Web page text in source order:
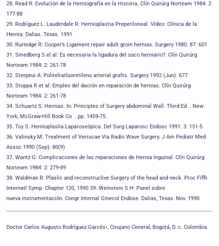
28. Read R: Evolución de la Herniografía en la Historia. Clín Quirúrg Norteam 1984: 2:
177-88
29. Rodríguez L. Lauderdale R: Hernioplastia Preperiloneal. Vídeo: Clínica de la
Hernia. Dalias. Texas. 1991
30. RurIedge R: Cooper’s Ligament repair adult groin hernias. Surgery 1980: 87: 601
31. Smedberg S el al: Es necesaria la ligadura del saco herniario?. Clín Quirúrg
Norteam 1984: 2: 261-78
32. Sterpeui A: Politelratluoretileno arterial grafts. Surgery 1992 (Jun): 677
33. Stoppa R et al: Empleo del dacrón en reparación de hernias. Clín Quirúrg
Norteam 1984: 2: 261-78
34. Schuartz S: Hernias. In: PrincipIes of Surgery abdominal Wall. Third Ed .. New
York, McGraw-Hill Book Co .. pp. 1459-75
35. Toy S: Hernioplaslia Laparoseópica. Del Surg Laparosc Endosc 1991: 3: 151-5
36. Valinsky M: Trealment of Verrucae Via Radio Wave Surgery. J Am Pediatr Med
Assoc 1990 (Sep): 80(9)
37. Wantz G: Complicaciones de las reparaciones de Hernia Inguinal. Clín Quirúrg
Norteam 1984: 2: 279-89
38. Waldman R: Plaslic and reconstruclive Surgery of the head and neck. Proc Fiflh
Internatl Symp. Chapter 120, 1990 39. Weinstein S H: Panel sobre
nueva instrumentación. Congr Internal Ginecol Endose. Dalias, Texas. Nov. 1990
Doctor Carlos Augusto Rodríguez Garcés•, Cirujano Ceneral, Bogotá, D. c. Colombia.